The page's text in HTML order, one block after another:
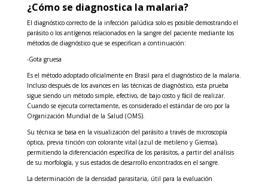
¿Cómo se diagnostica la malaria?
El diagnóstico correcto de la infección palúdica solo es posible demostrando el
parásito o los antígenos relacionados en la sangre del paciente mediante los
métodos de diagnóstico que se especifican a continuación:
-Gota gruesa
Es el método adoptado oficialmente en Brasil para el diagnóstico de la malaria.
Incluso después de los avances en las técnicas de diagnóstico, esta prueba
sigue siendo un método simple, efectivo, de bajo costo y fácil de realizar.
Cuando se ejecuta correctamente, es considerado el estándar de oro por la
Organización Mundial de la Salud (OMS).
Su técnica se basa en la visualización del parásito a través de microscopía
óptica, previa tinción con colorante vital (azul de metileno y Giemsa),
permitiendo la diferenciación específica de los parásitos, a partir del análisis
de su morfología, y sus estados de desarrollo encontrados en el sangre.
La determinación de la densidad parasitaria, útil para la evaluación